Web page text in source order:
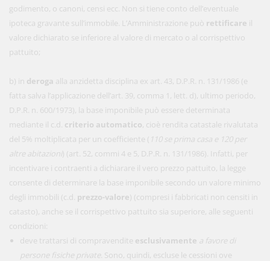
godimento, o canoni, censi ecc. Non si tiene conto dell’eventuale
ipoteca gravante sull’immobile. L’Amministrazione può rettificare il
valore dichiarato se inferiore al valore di mercato o al corrispettivo
pattuito;
b) in deroga alla anzidetta disciplina ex art. 43, D.P.R. n. 131/1986 (e
fatta salva l’applicazione dell’art. 39, comma 1, lett. d), ultimo periodo,
D.P.R. n. 600/1973), la base imponibile può essere determinata
mediante il c.d. criterio automatico, cioè rendita catastale rivalutata
del 5% moltiplicata per un coefficiente ( 110 se prima casa e 120 per
altre abitazioni) (art. 52, commi 4 e 5, D.P.R. n. 131/1986). Infatti, per
incentivare i contraenti a dichiarare il vero prezzo pattuito, la legge
consente di determinare la base imponibile secondo un valore minimo
degli immobili (c.d. prezzo-valore) (compresi i fabbricati non censiti in
catasto), anche se il corrispettivo pattuito sia superiore, alle seguenti
condizioni:
deve trattarsi di compravendite esclusivamente a favore di
persone fisiche private . Sono, quindi, escluse le cessioni ove